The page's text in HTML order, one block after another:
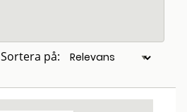
Sortera på: